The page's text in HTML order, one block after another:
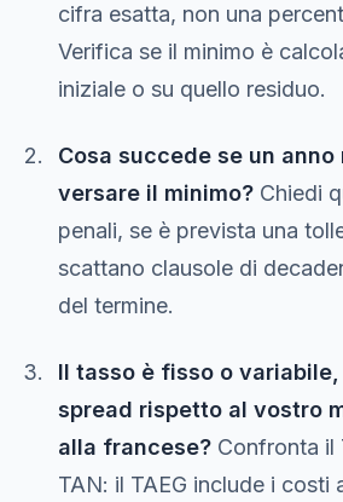
cifra esatta, non una
Verifica se il minimo è
iniziale o su quello residuo.
Cosa succede se un anno
versare il minimo? Chiedi
penali, se è prevista una
scattano clausole di
del termine.
Il tasso è fisso o
spread rispetto al vostro
alla francese? Confronta il
TAN: il TAEG include i costi